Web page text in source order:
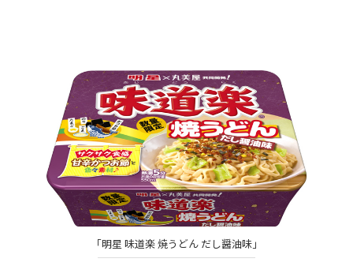
「明星 味道楽 焼うどん だし醤油味」